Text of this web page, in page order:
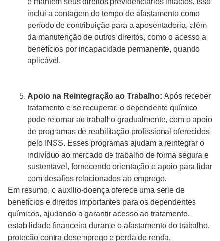
e mantém seus direitos previdenciários intactos. Isso
inclui a contagem do tempo de afastamento como
período de contribuição para a aposentadoria, além
da manutenção de outros direitos, como o acesso a
benefícios por incapacidade permanente, quando
aplicável.
Apoio na Reintegração ao Trabalho: Após receber
tratamento e se recuperar, o dependente químico
pode retornar ao trabalho gradualmente, com o apoio
de programas de reabilitação profissional oferecidos
pelo INSS. Esses programas ajudam a reintegrar o
indivíduo ao mercado de trabalho de forma segura e
sustentável, fornecendo orientação e apoio para lidar
com desafios relacionados ao emprego.
Em resumo, o auxílio-doença oferece uma série de
benefícios e direitos importantes para os dependentes
químicos, ajudando a garantir acesso ao tratamento,
estabilidade financeira durante o afastamento do trabalho,
proteção contra desemprego e perda de renda,